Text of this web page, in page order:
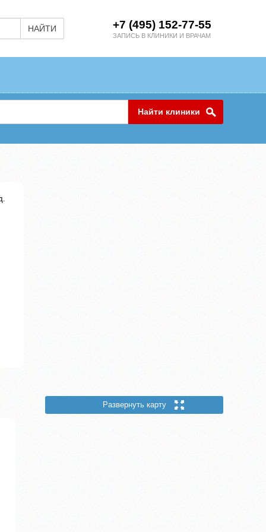
НАЙТИ +7 (495) 152-77-55
ЗАПИСЬ В КЛИНИКИ И ВРАЧАМ
Найти клиники
Развернуть карту